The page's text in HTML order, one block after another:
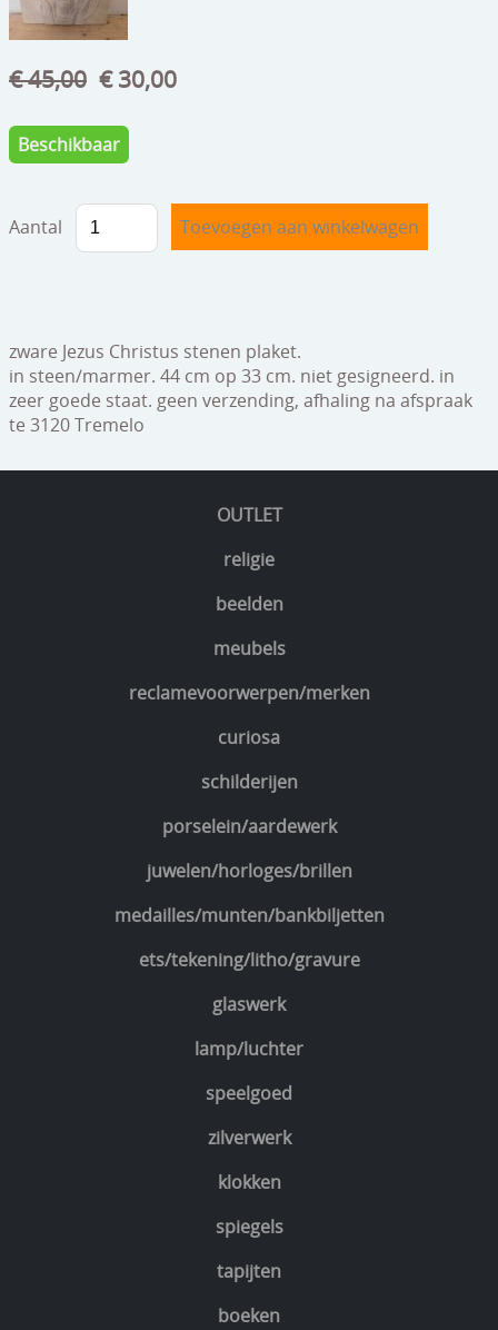
speelgoed
zilverwerk
klokken
tapijten
OUTLET
religie
beelden
meubels
reclamevoorwerpen/merken
curiosa
schilderijen
porselein/aardewerk
juwelen/horloges/brillen
medailles/munten/bankbiljetten
ets/tekening/litho/gravure
glaswerk
lamp/luchter
speelgoed
zilverwerk
klokken
spiegels
tapijten
boeken
€ 45,00 € 30,00
Beschikbaar
Aantal
zware Jezus Christus stenen plaket.
in steen/marmer. 44 cm op 33 cm. niet gesigneerd. in
zeer goede staat. geen verzending, afhaling na afspraak
te 3120 Tremelo